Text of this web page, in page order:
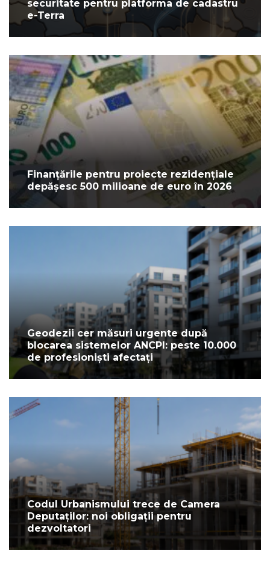
securitate pentru platforma de cadastru
e-Terra
Finanțările pentru proiecte rezidențiale
depășesc 500 milioane de euro în 2026
Geodezii cer măsuri urgente după
blocarea sistemelor ANCPI: peste 10.000
de profesioniști afectați
Codul Urbanismului trece de Camera
Deputaților: noi obligații pentru
dezvoltatori